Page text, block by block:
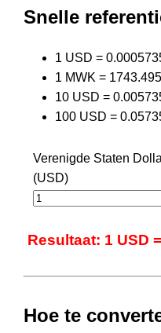
Snelle
1 USD =
1 MWK =
10 USD =
100 USD =
Verenigde Staten
(USD)
Resultaat: 1 USD
Hoe te